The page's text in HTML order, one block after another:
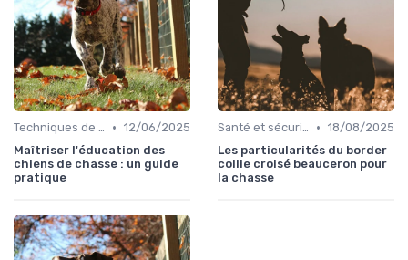
Techniques de base • 12/06/2025
Maîtriser l'éducation des
chiens de chasse : un guide
pratique
Santé et sécurité pendant la chasse • 18/08/2025
Les particularités du border
collie croisé beauceron pour
la chasse